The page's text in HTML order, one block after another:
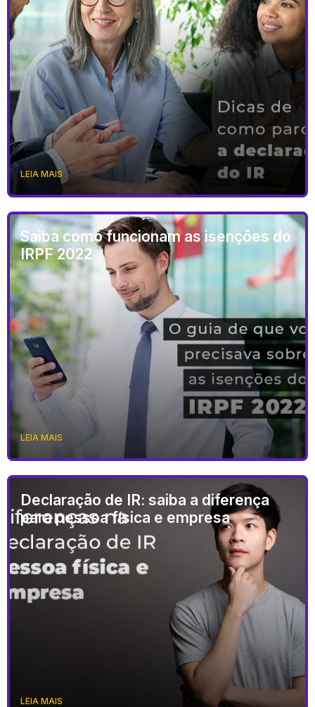
LEIA MAIS
Saiba como funcionam as isenções do
IRPF 2022
LEIA MAIS
Declaração de IR: saiba a diferença
para pessoa física e empresa
LEIA MAIS